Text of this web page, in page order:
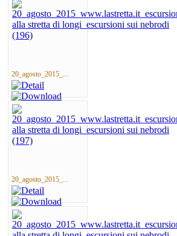
20_agosto_2015_...
20_agosto_2015_...